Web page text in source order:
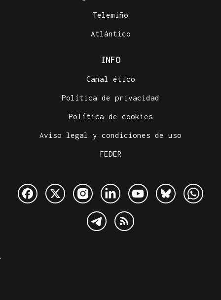
Telemiño
Atlántico
INFO
Canal ético
Política de privacidad
Política de cookies
Aviso legal y condiciones de uso
FEDER